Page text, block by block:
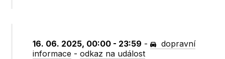
16. 06. 2025, 00:00 - 23:59 -
dopravní
informace -odkaz na událost